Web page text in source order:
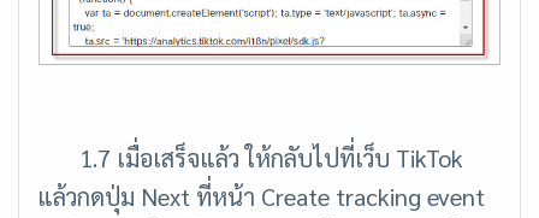
1.7 เมื่อเสร็จแล้ว ให้กลับไปที่เว็บ TikTok
แล้วกดปุ่ม Next ที่หน้า Create tracking event